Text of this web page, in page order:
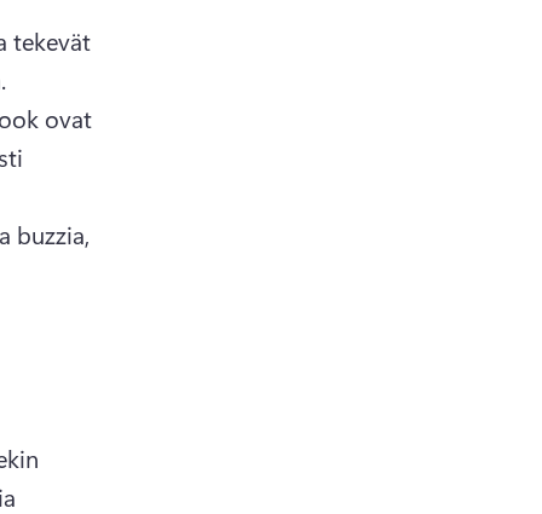
tekevät
ovat
buzzia,